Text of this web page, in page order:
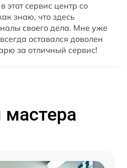
этот сервис центр со
знаю, что здесь
своего дела. Мне уже
оставался доволен
за отличный сервис!